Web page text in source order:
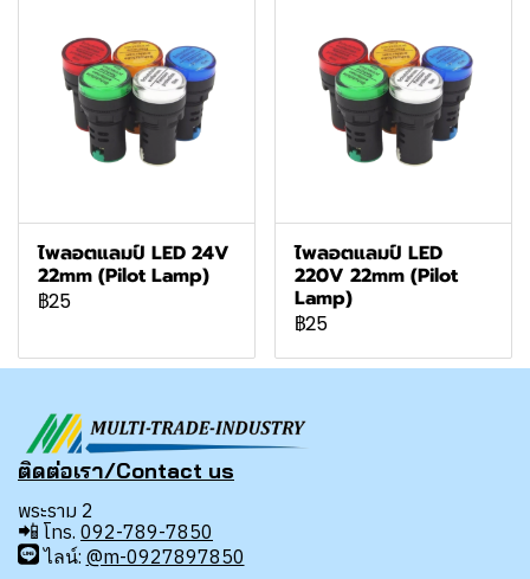
ไพลอตแลมป์ LED 24V
22mm (Pilot Lamp)
฿25
ไพลอตแลมป์ LED
220V 22mm (Pilot
Lamp)
฿25
ติดต่อเรา/Contact us
พระราม 2
📲 โทร. 092-789-7850
ไลน์: @m-0927897850